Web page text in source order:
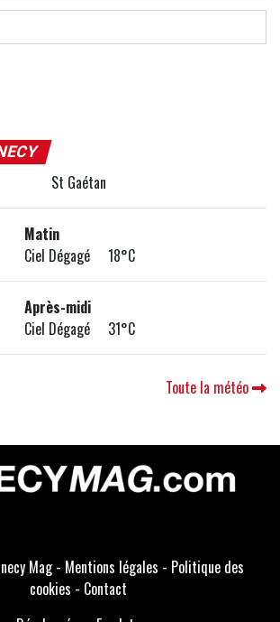
St Gaétan
Matin
Ciel Dégagé 18°C
Après-midi
Ciel Dégagé 31°C
Toute la météo
Mag - Mentions légales - Politique des
cookies - Contact